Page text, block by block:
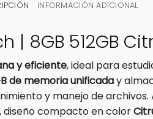
INFORMACIÓN ADICIONAL
| 8GB 512GB
y eficiente, ideal para
de memoria unificaday
y manejo de
diseño compacto en color